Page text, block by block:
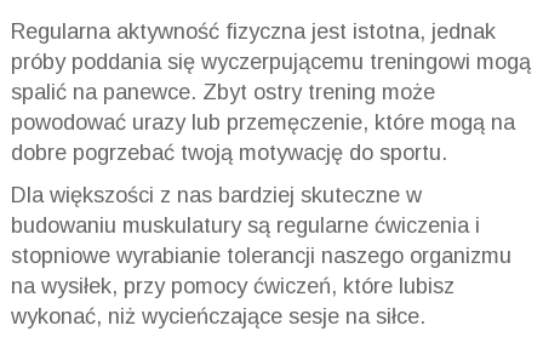
Regularna aktywność fizyczna jest istotna, jednak
próby poddania się wyczerpującemu treningowi mogą
spalić na panewce. Zbyt ostry trening może
powodować urazy lub przemęczenie, które mogą na
dobre pogrzebać twoją motywację do sportu.
Dla większości z nas bardziej skuteczne w
budowaniu muskulatury są regularne ćwiczenia i
stopniowe wyrabianie tolerancji naszego organizmu
na wysiłek, przy pomocy ćwiczeń, które lubisz
wykonać, niż wycieńczające sesje na siłce.